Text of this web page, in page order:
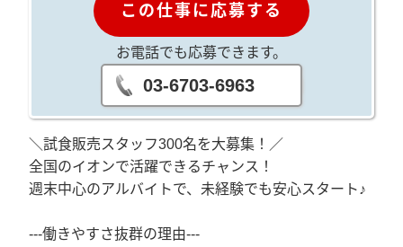
この仕事に応募する
お電話でも応募できます。
03-6703-6963
＼試食販売スタッフ300名を大募集！／
全国のイオンで活躍できるチャンス！
週末中心のアルバイトで、未経験でも安心スタート♪
---働きやすさ抜群の理由---